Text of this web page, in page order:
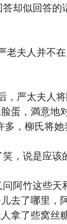
却似回答的
并不在，‮有只‬严太
，严太夫人
蛋，満意地
多，柳氏将她
只‬笑了笑，说是应该
阿竹这些天和
拿了些窝丝